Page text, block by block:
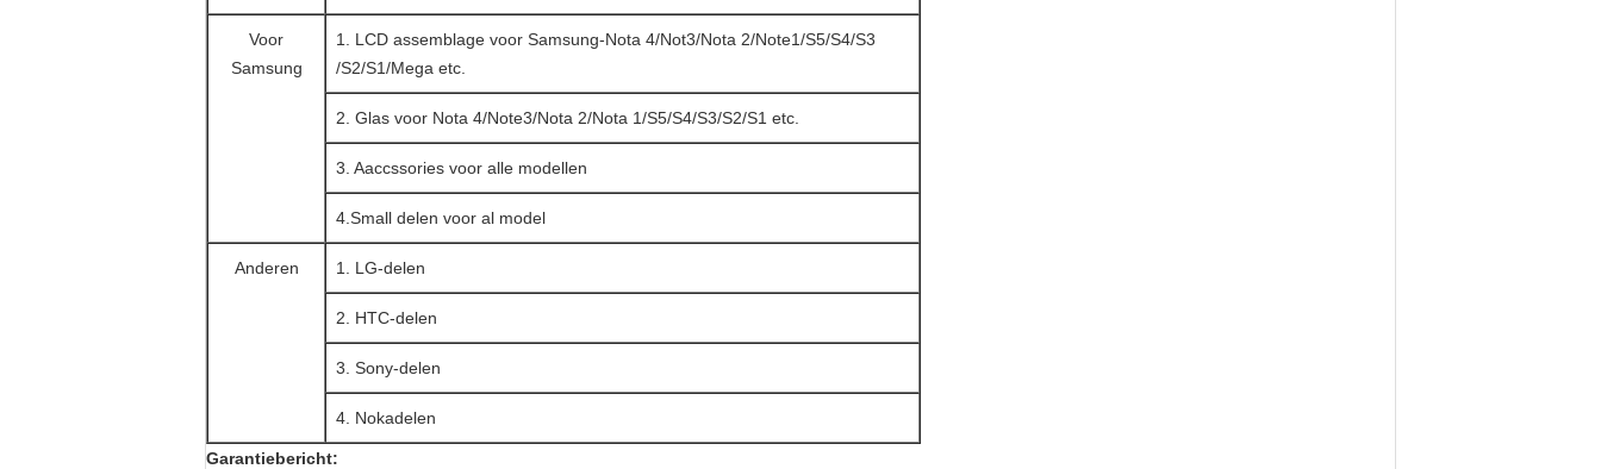
Voor
Samsung
1. LCD assemblage voor Samsung-Nota 4/Not3/Nota 2/Note1/S5/S4/S3
/S2/S1/Mega etc.
2. Glas voor Nota 4/Note3/Nota 2/Nota 1/S5/S4/S3/S2/S1 etc.
3. Aaccssories voor alle modellen
4.Small delen voor al model
Anderen 1. LG-delen
2. HTC-delen
3. Sony-delen
4. Nokadelen
Garantiebericht: